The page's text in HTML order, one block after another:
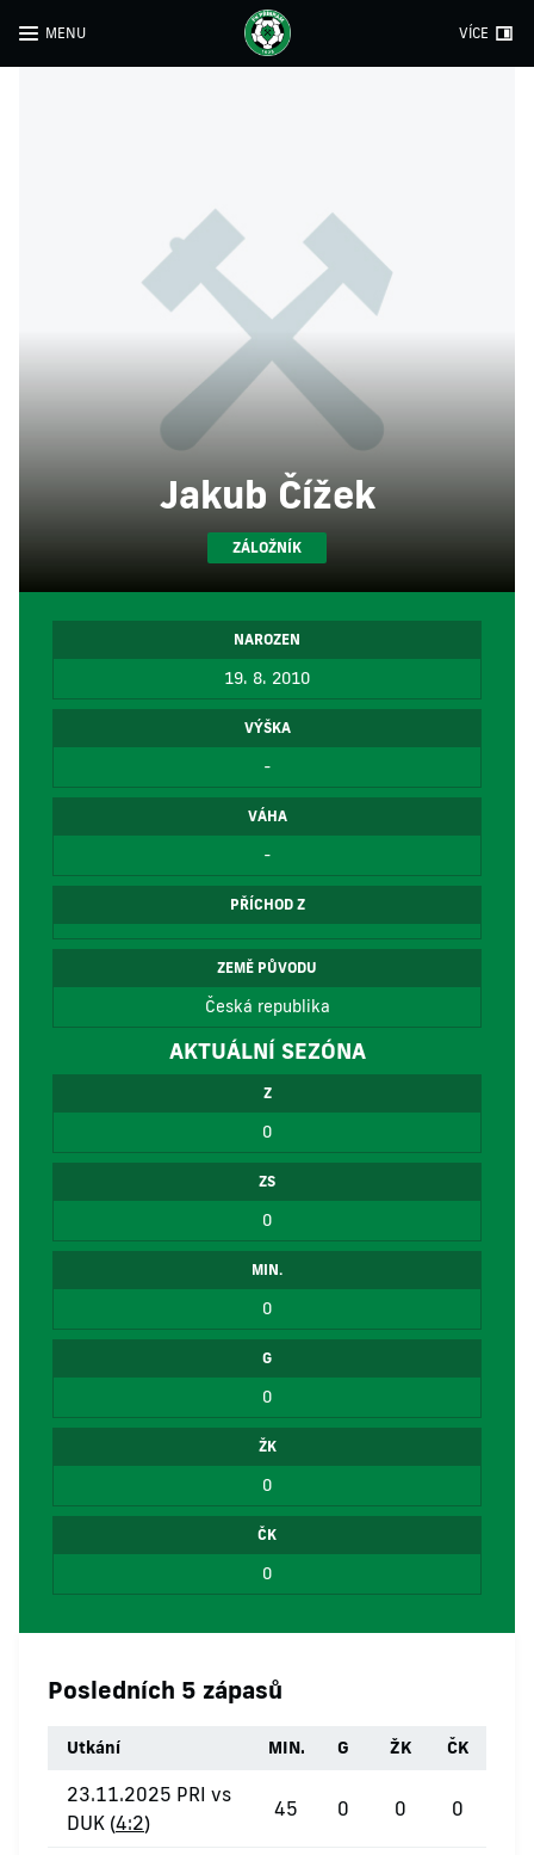
MENU VÍCE
Jakub Čížek
ZÁLOŽNÍK
NAROZEN
19. 8. 2010
VÝŠKA
-
VÁHA
-
PŘÍCHOD Z
ZEMĚ PŮVODU
Česká republika
AKTUÁLNÍ SEZÓNA
Z
0
ZS
0
MIN.
0
G
0
ŽK
0
ČK
0
Posledních 5 zápasů
Utkání MIN. G ŽK ČK
23.11.2025 PRI vs
DUK (4:2)
45 0 0 0